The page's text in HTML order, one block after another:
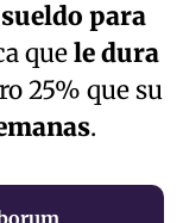
para
quele dura
25% que su
.